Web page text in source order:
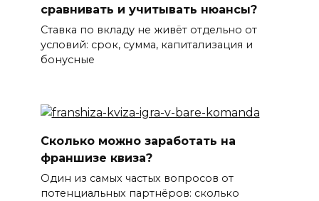
сравнивать и учитывать нюансы?
Ставка по вкладу не живёт отдельно от
условий: срок, сумма, капитализация и
бонусные
Сколько можно заработать на
франшизе квиза?
Один из самых частых вопросов от
потенциальных партнёров: сколько